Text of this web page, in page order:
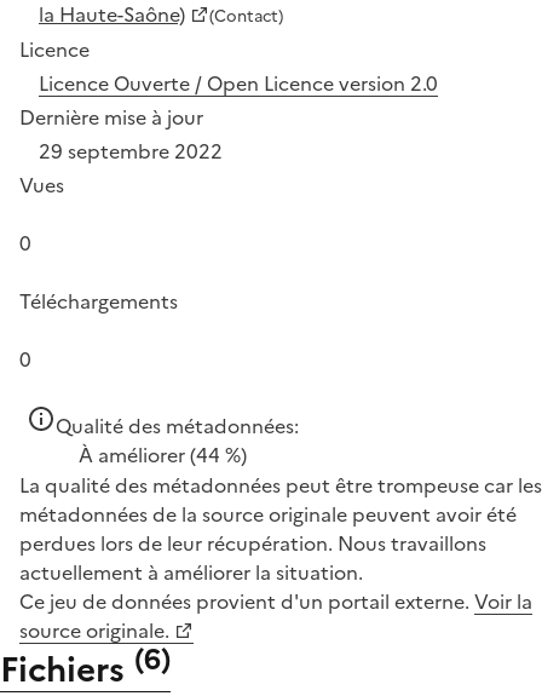
la Haute-Saône)
(Contact)
Licence
Licence Ouverte / Open Licence version 2.0
Dernière mise à jour
29 septembre 2022
Vues
0
Téléchargements
0
Qualité des métadonnées:
À améliorer(44 %)
La qualité des métadonnées peut être trompeuse car les
métadonnées de la source originale peuvent avoir été
perdues lors de leur récupération. Nous travaillons
actuellement à améliorer la situation.
Ce jeu de données provient d'un portail externe. Voir la
source originale.
Fichiers (6)